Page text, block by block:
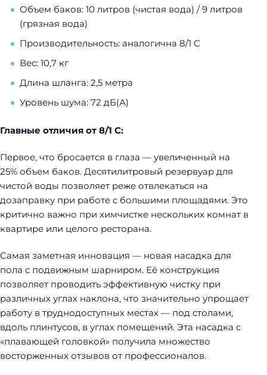
Объем баков: 10 литров (чистая вода) / 9 литров
(грязная вода)
Производительность: аналогична 8/1 C
Вес: 10,7 кг
Длина шланга: 2,5 метра
Уровень шума: 72 дБ(А)
Главные отличия от 8/1 C:
Первое, что бросается в глаза — увеличенный на
25% объем баков. Десятилитровый резервуар для
чистой воды позволяет реже отвлекаться на
дозаправку при работе с большими площадями. Это
критично важно при химчистке нескольких комнат в
квартире или целого ресторана.
Самая заметная инновация — новая насадка для
пола с подвижным шарниром. Её конструкция
позволяет проводить эффективную чистку при
различных углах наклона, что значительно упрощает
работу в труднодоступных местах — под столами,
вдоль плинтусов, в углах помещений. Эта насадка с
«плавающей головкой» получила множество
восторженных отзывов от профессионалов.